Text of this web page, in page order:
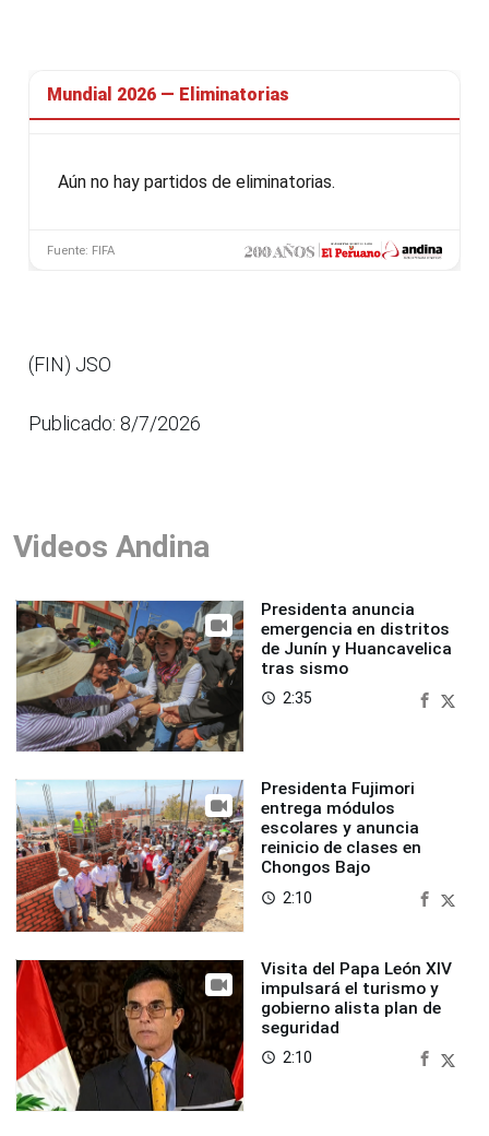
(FIN) JSO
Publicado: 8/7/2026
Videos Andina
Presidenta anuncia
emergencia en distritos
de Junín y Huancavelica
tras sismo
access_time 2:35
Presidenta Fujimori
entrega módulos
escolares y anuncia
reinicio de clases en
Chongos Bajo
access_time 2:10
Visita del Papa León XIV
impulsará el turismo y
gobierno alista plan de
seguridad
access_time 2:10